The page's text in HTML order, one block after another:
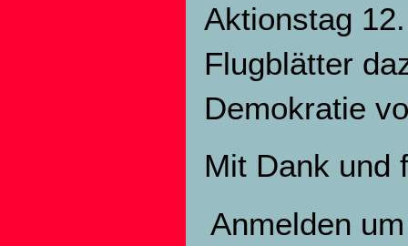
Aktionstag
Flugblätter
Demokratie
Mit Dank und
Anmelden